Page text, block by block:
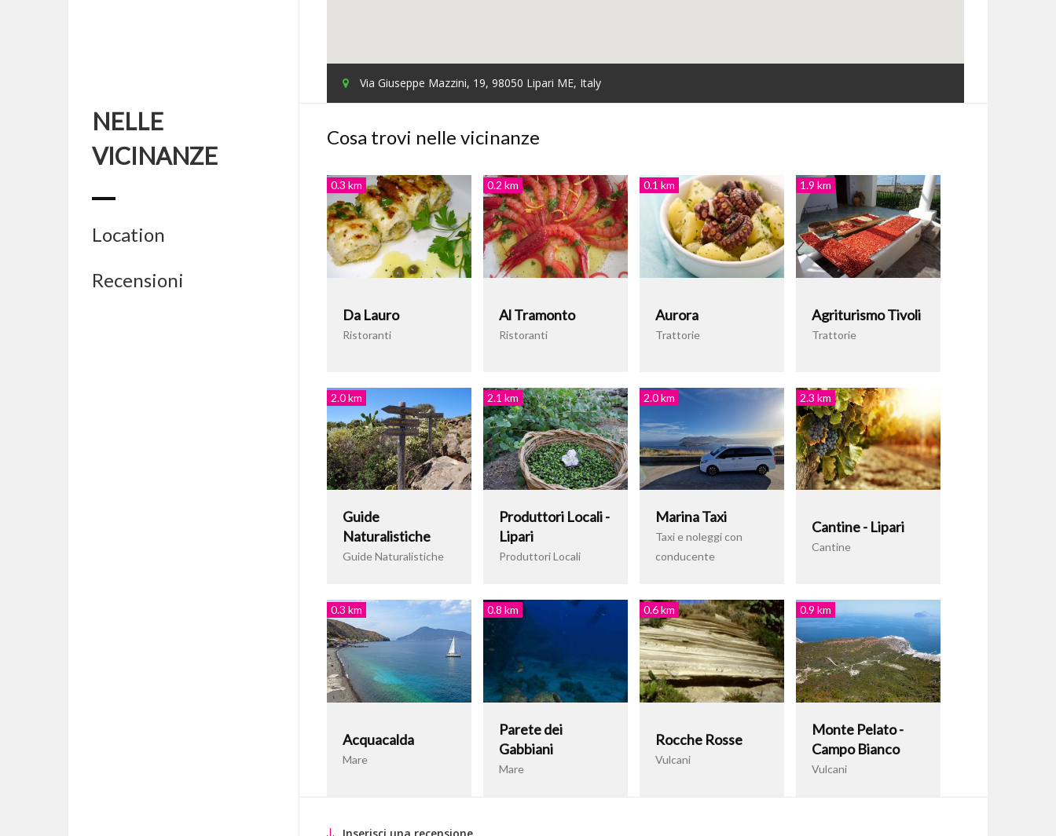
Via Giuseppe Mazzini, 19, 98050 Lipari ME, Italy
NELLE
VICINANZE
Location
Recensioni
Cosa trovi nelle vicinanze
0.3 km
Da Lauro
Ristoranti
0.2 km
Al Tramonto
Ristoranti
0.1 km
Aurora
Trattorie
1.9 km
Agriturismo Tivoli
Trattorie
2.0 km
Guide
Naturalistiche
Guide Naturalistiche
2.1 km
Produttori Locali -
Lipari
Produttori Locali
2.0 km
Marina Taxi
Taxi e noleggi con
conducente
2.3 km
Cantine - Lipari
Cantine
0.3 km
Acquacalda
Mare
0.8 km
Parete dei
Gabbiani
Mare
0.6 km
Rocche Rosse
Vulcani
0.9 km
Monte Pelato -
Campo Bianco
Vulcani